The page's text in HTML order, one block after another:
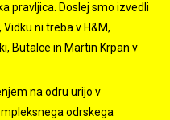
pravljica. Doslej smo izvedli
ni treba v H&M,
Butalce in Martin Krpan v
na odru urijo v
odrskega